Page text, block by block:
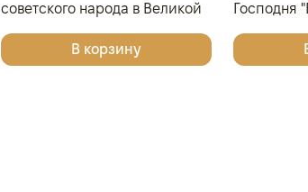
советского народа в Великой
Отечественной войне 1941–
1945 гг.", СПМД, 2020
В корзину
Господня
ворот", г.